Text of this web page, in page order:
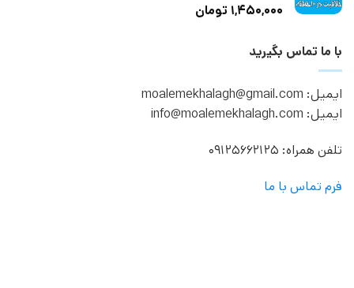
۱,۴۵۰,۰۰۰ تومان
با ما تماس بگیرید
ایمیل: moalemekhalagh@gmail.com
ایمیل: info@moalemekhalagh.com
تلفن همراه: 09125662125
فرم تماس با ما